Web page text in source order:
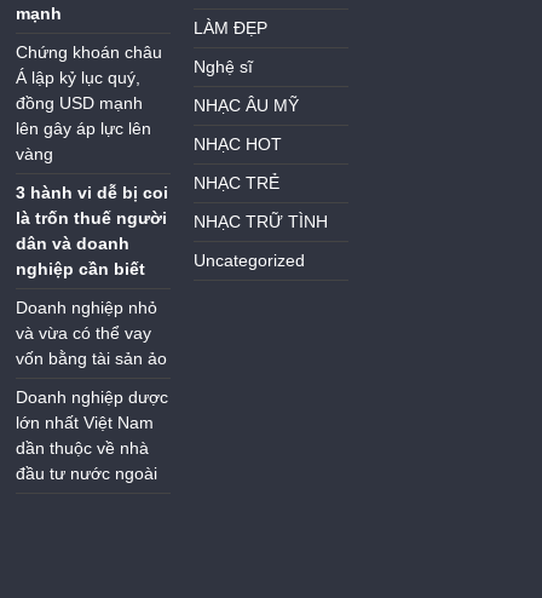
mạnh
Chứng khoán châu
Á lập kỷ lục quý,
đồng USD mạnh
lên gây áp lực lên
vàng
3 hành vi dễ bị coi
là trốn thuế người
dân và doanh
nghiệp cần biết
Doanh nghiệp nhỏ
và vừa có thể vay
vốn bằng tài sản ảo
Doanh nghiệp dược
lớn nhất Việt Nam
dần thuộc về nhà
đầu tư nước ngoài
LÀM ĐẸP
Nghệ sĩ
NHẠC ÂU MỸ
NHẠC HOT
NHẠC TRẺ
NHẠC TRỮ TÌNH
Uncategorized